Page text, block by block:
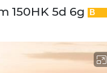
150HK 5d 6g B